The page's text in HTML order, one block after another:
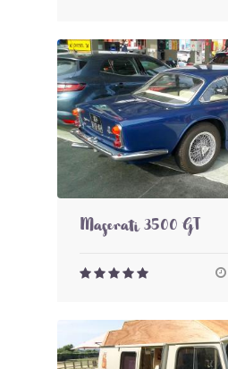
Maserati 3500 GT